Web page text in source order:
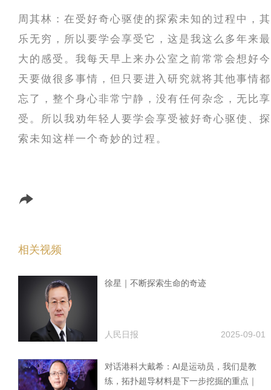
周其林：在受好奇心驱使的探索未知的过程中，其
乐无穷，所以要学会享受它，这是我这么多年来最
大的感受。我每天早上来办公室之前常常会想好今
天要做很多事情，但只要进入研究就将其他事情都
忘了，整个身心非常宁静，没有任何杂念，无比享
受。所以我劝年轻人要学会享受被好奇心驱使、探
索未知这样一个奇妙的过程。
相关视频
徐星｜不断探索生命的奇迹
人民日报 2025-09-01
对话港科大戴希：AI是运动员，我们是教
练，拓扑超导材料是下一步挖掘的重点｜